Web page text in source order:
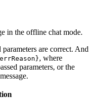
in the offline chat mode.
parameters are correct. And
, where
parameters, or the